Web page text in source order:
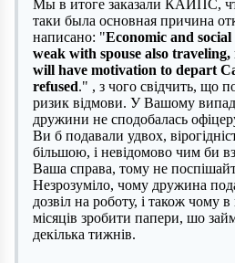
Мы в итоге заказали КАИПС,
таки была основная причина
написано: "Economic and
weak with spouse also
will have motivation to depart
refused." , з чого свідчить, що
ризик відмови. У Вашому
дружини не сподобалась
Ви б подавали удвох,
більшою, і невідомово чим би
Ваша справа, тому не
Незрозуміло, чому дружина
дозвіл на роботу, і також чому в
місяців зробити папери, шо
декілька тижнів.